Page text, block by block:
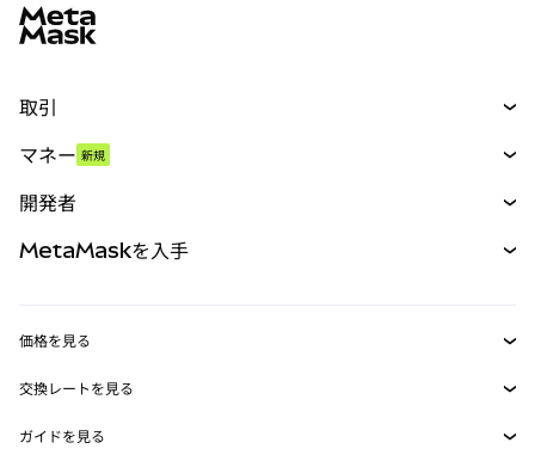
取引
パーペチュアル
RWA
マネー 新規
開発者
MetaMask Connect
Snaps
MetaMaskを入手
セキュリティ
価格を見る
イーサリアムの価格
Solanaの価格
交換レートを見る
ETH→USD
ガイドを見る